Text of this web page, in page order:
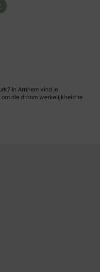
In Arnhem vind je
die droom werkelijkheid te